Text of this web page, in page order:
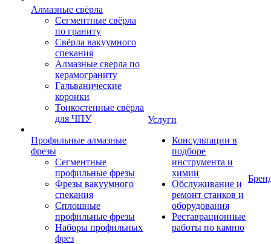
Алмазные свёрла
Сегментные свёрла
по граниту
Свёрла вакуумного
спекания
Алмазные сверла по
керамограниту
Гальванические
коронки
Тонкостенные свёрла
для ЧПУ
Профильные алмазные
фрезы
Сегментные
профильные фрезы
Фрезы вакуумного
спекания
Сплошные
профильные фрезы
Наборы профильных
фрез
Услуги
Консультации в
подборе
инструмента и
химии
Обслуживание и
ремонт станков и
оборудования
Реставрационные
работы по камню